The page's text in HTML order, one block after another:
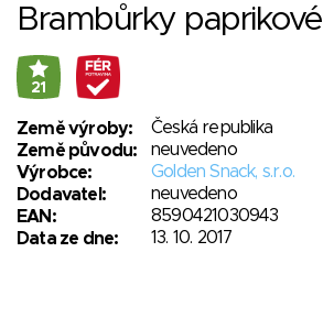
Brambůrky paprikové
21
Země výroby:
Česká republika
Země původu:
neuvedeno
Výrobce:
Golden Snack, s.r.o.
Dodavatel:
neuvedeno
EAN:
8590421030943
Data ze dne:
13. 10. 2017